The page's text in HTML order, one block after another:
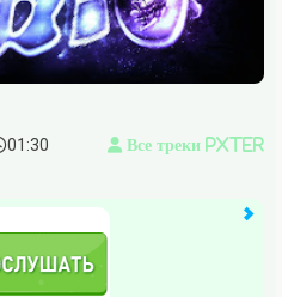
01:30 Все треки Pxter